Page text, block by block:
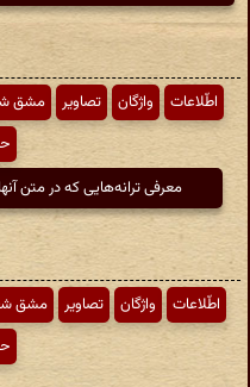
اطّلاعات واژگان تصاویر مشق
معرفی ترانه‌هایی که در متن
اطّلاعات واژگان تصاویر مشق